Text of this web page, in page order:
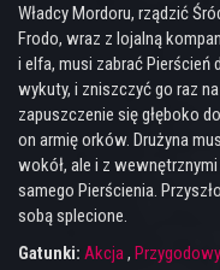
Władcy Mordoru, rządzić
Frodo, wraz z lojalną
i elfa, musi zabrać Pierścień
wykuty, i zniszczyć go raz
zapuszczenie się głęboko
on armię orków. Drużyna
wokół, ale i z
samego Pierścienia.
sobą splecione.
Gatunki: Akcja, Przygodowy